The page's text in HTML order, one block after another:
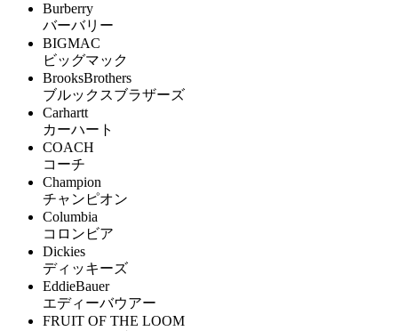
Burberry
バーバリー
BIGMAC
ビッグマック
BrooksBrothers
ブルックスブラザーズ
Carhartt
カーハート
COACH
コーチ
Champion
チャンピオン
Columbia
コロンビア
Dickies
ディッキーズ
EddieBauer
エディーバウアー
FRUIT OF THE LOOM